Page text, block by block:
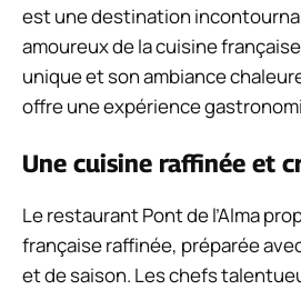
est une destination
amoureux de la cuisine
unique et son ambiance
offre une expérience
Une cuisine raffinée et
Le restaurant Pont de l’Alma
française raffinée, préparée
et de saison. Les chefs